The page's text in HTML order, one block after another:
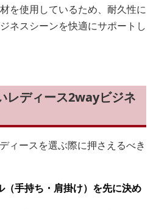
を使用しているため、耐久性に
ネスシーンを快適にサポートし
レディース2wayビジネ
ィースを選ぶ際に押さえるべき
（手持ち・肩掛け）を先に決め